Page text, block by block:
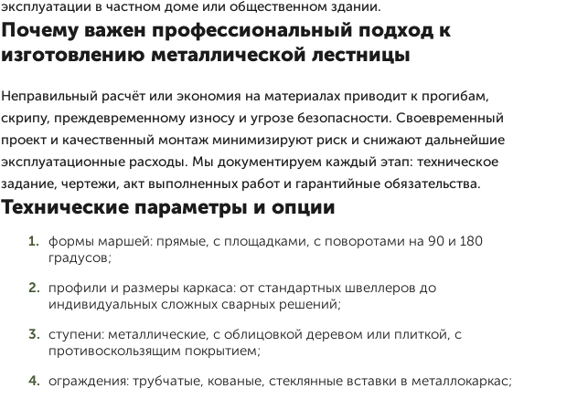
эксплуатации в частном доме или общественном здании.
Почему важен профессиональный подход к
изготовлению металлической лестницы
Неправильный расчёт или экономия на материалах приводит к прогибам,
скрипу, преждевременному износу и угрозе безопасности. Своевременный
проект и качественный монтаж минимизируют риск и снижают дальнейшие
эксплуатационные расходы. Мы документируем каждый этап: техническое
задание, чертежи, акт выполненных работ и гарантийные обязательства.
Технические параметры и опции
формы маршей: прямые, с площадками, с поворотами на 90 и 180
градусов;
профили и размеры каркаса: от стандартных швеллеров до
индивидуальных сложных сварных решений;
ступени: металлические, с облицовкой деревом или плиткой, с
противоскользящим покрытием;
ограждения: трубчатые, кованые, стеклянные вставки в металлокаркас;